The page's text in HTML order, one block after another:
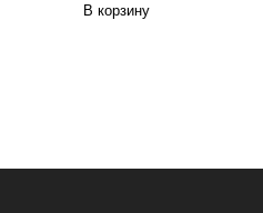
В корзину